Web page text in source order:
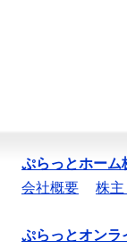
ぷらっとホーム
会社概要
株主
ぷらっとオンラ